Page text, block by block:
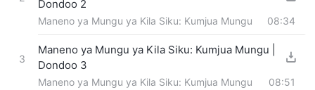
Dondoo 2
Maneno ya Mungu ya Kila Siku: Kumjua Mungu 08:34
3
Maneno ya Mungu ya Kila Siku: Kumjua Mungu |
Dondoo 3
Maneno ya Mungu ya Kila Siku: Kumjua Mungu 08:51